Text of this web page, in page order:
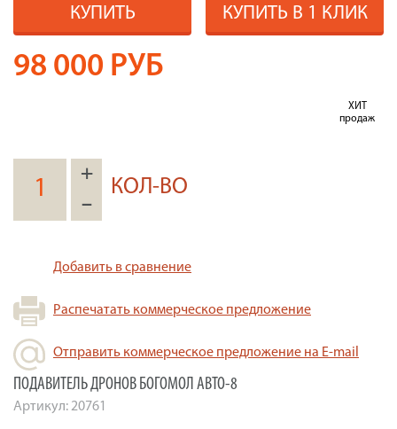
КУПИТЬ КУПИТЬ В 1 КЛИК
98 000 РУБ
ХИТ
продаж
+
–
КОЛ-ВО
Добавить в сравнение
Распечатать коммерческое предложение
Отправить коммерческое предложение на E-mail
ПОДАВИТЕЛЬ ДРОНОВ БОГОМОЛ АВТО-8
Артикул:20761